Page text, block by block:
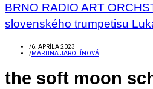
BRNO RADIO ART
slovenského trumpetisu
/6. APRÍLA 2023
/MARTINA JAROLÍNOVÁ
the soft moon